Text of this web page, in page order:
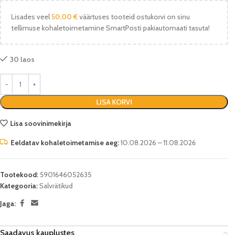
Lisades veel50,00 €väärtuses tooteid ostukorvi on sinu
tellimuse kohaletoimetamine SmartPosti pakiautomaati tasuta!
30 laos
LISA KORVI
Lisa soovinimekirja
Eeldatav kohaletoimetamise aeg:10.08.2026 – 11.08.2026
Tootekood: 5901646052635
Kategooria:Salvrätikud
Jaga:
Saadavus kauplustes